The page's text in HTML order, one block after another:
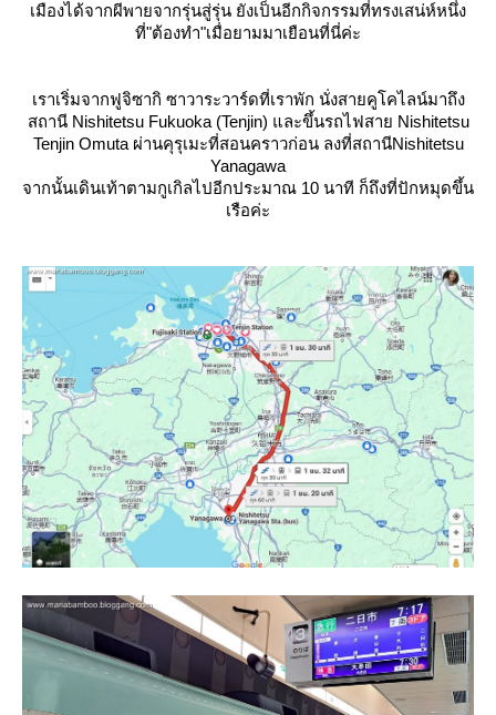
เมืองได้จากผีพายจากรุ่นสู่รุ่น ยังเป็นอีกกิจกรรมที่ทรงเสน่ห์หนึ่ง
ที่"ต้องทำ"เมื่อยามมาเยือนที่นี่ค่ะ
เราเริ่มจากฟูจิซากิ ซาวาระวาร์ดที่เราพัก นั่งสายคูโคไลน์มาถึง
สถานี Nishitetsu Fukuoka (Tenjin) และขึ้นรถไฟสาย Nishitetsu
Tenjin Omuta ผ่านคุรุเมะที่สอนคราวก่อน ลงที่สถานีNishitetsu
Yanagawa
จากนั้นเดินเท้าตามกูเกิลไปอีกประมาณ 10 นาที ก็ถึงที่ปักหมุดขึ้น
เรือค่ะ